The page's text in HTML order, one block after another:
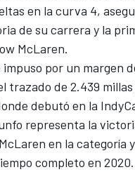
en la curva 4,
de su carrera y la
McLaren.
por un margen
trazado de 2.439
debutó en la
representa la
en la categoría
completo en